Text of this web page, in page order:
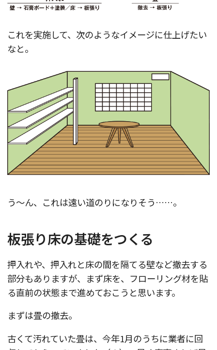
これを実施して、次のようなイメージに仕上げたい
なと。
う〜ん、これは遠い道のりになりそう……。
板張り床の基礎をつくる
押入れや、押入れと床の間を隔てる壁など撤去する
部分もありますが、まず床を、フローリング材を貼
る直前の状態まで進めておこうと思います。
まずは畳の撤去。
古くて汚れていた畳は、今年1月のうちに業者に回